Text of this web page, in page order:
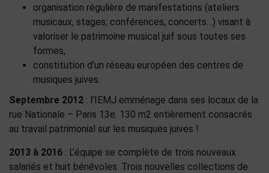
organisation régulière de manifestations (ateliers
musicaux, stages, conférences, concerts…) visant à
valoriser le patrimoine musical juif sous toutes ses
formes,
constitution d’un réseau européen des centres de
musiques juives.
Septembre 2012 : l’IEMJ emménage dans ses locaux de la
rue Nationale – Paris 13e. 130 m2 entièrement consacrés
au travail patrimonial sur les musiques juives !
2013 à 2016 : L’équipe se complète de trois nouveaux
salariés et huit bénévoles. Trois nouvelles collections de